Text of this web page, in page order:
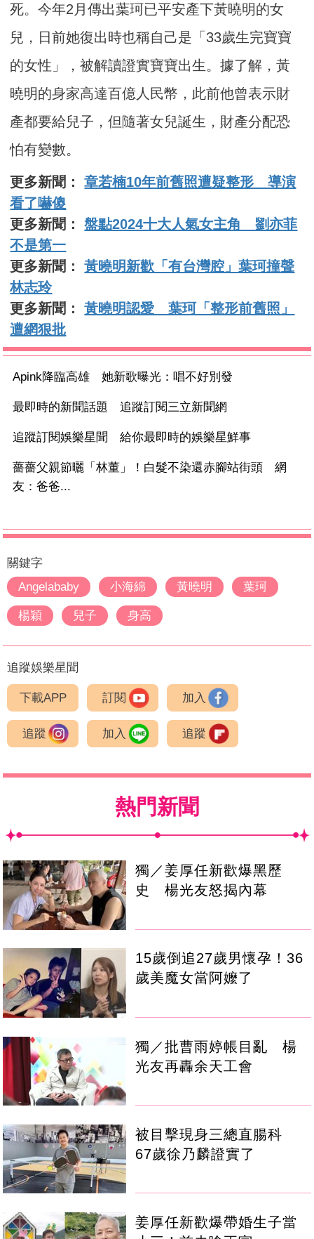
死。今年2月傳出葉珂已平安產下黃曉明的女
兒，日前她復出時也稱自己是「33歲生完寶寶
的女性」，被解讀證實寶寶出生。據了解，黃
曉明的身家高達百億人民幣，此前他曾表示財
產都要給兒子，但隨著女兒誕生，財產分配恐
怕有變數。
更多新聞：章若楠10年前舊照遭疑整形 導演
看了嚇傻
更多新聞：盤點2024十大人氣女主角 劉亦菲
不是第一
更多新聞：黃曉明新歡「有台灣腔」葉珂撞聲
林志玲
更多新聞：黃曉明認愛 葉珂「整形前舊照」
遭網狠批
Apink降臨高雄 她新歌曝光：唱不好別發
最即時的新聞話題 追蹤訂閱三立新聞網
追蹤訂閱娛樂星聞 給你最即時的娛樂星鮮事
薔薔父親節曬「林董」！白髮不染還赤腳站街頭 網
友：爸爸...
關鍵字
Angelababy
小海綿 黃曉明 葉珂
楊穎 兒子 身高
追蹤娛樂星聞
下載APP 訂閱 加入
追蹤 加入 追蹤
熱門新聞
獨／姜厚任新歡爆黑歷
史 楊光友怒揭內幕
15歲倒追27歲男懷孕！36
歲美魔女當阿嬤了
獨／批曹雨婷帳目亂 楊
光友再轟余天工會
被目擊現身三總直腸科
67歲徐乃麟證實了
姜厚任新歡爆帶婚生子當